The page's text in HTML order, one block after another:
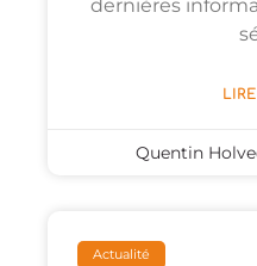
dernières
Quentin
Actualité